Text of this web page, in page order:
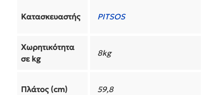
Κατασκευαστής PITSOS
Χωρητικότητα
σε kg
8kg
Πλάτος (cm) 59,8